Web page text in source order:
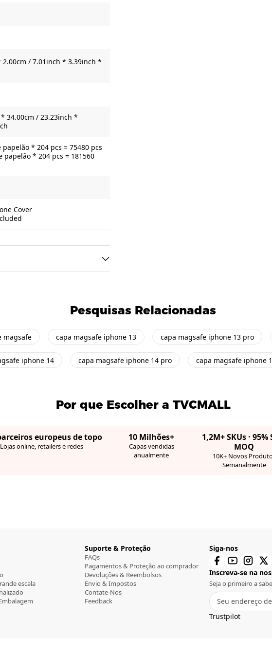
2.00cm / 7.01inch * 3.39inch *
34.00cm / 23.23inch *
papelão * 204 pcs = 75480 pcs
papelão * 204 pcs = 181560
Cover
Pesquisas Relacionadas
magsafe capa magsafe iphone 13 capa magsafe iphone 13 pro
iphone 14 capa magsafe iphone 14 pro capa magsafe iphone
Por que Escolher a TVCMALL
europeus de topo
Lojas online, retailers e redes
10 Milhões+
Capas vendidas
anualmente
1,2M+ SKUs · 95%
MOQ
10K+ Novos
Semanalmente
escala
Suporte & Proteção
FAQs
Pagamentos & Proteção ao comprador
Devoluções & Reembolsos
Envio & Impostos
Contate-Nos
Feedback
Siga-nos
Inscreva-se na
Seja o primeiro a
Trustpilot